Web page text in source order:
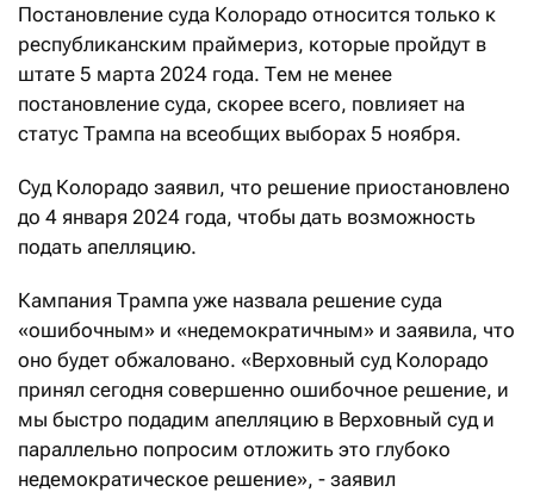
Постановление суда Колорадо относится только к
республиканским праймериз, которые пройдут в
штате 5 марта 2024 года. Тем не менее
постановление суда, скорее всего, повлияет на
статус Трампа на всеобщих выборах 5 ноября.
Суд Колорадо заявил, что решение приостановлено
до 4 января 2024 года, чтобы дать возможность
подать апелляцию.
Кампания Трампа уже назвала решение суда
«ошибочным» и «недемократичным» и заявила, что
оно будет обжаловано. «Верховный суд Колорадо
принял сегодня совершенно ошибочное решение, и
мы быстро подадим апелляцию в Верховный суд и
параллельно попросим отложить это глубоко
недемократическое решение», - заявил